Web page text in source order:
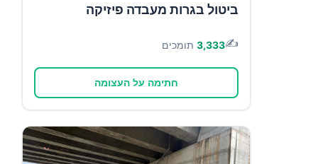
ביטול בגרות מעבדה פיזיקה
✍️
3,333 תומכים
חתימה על העצומה